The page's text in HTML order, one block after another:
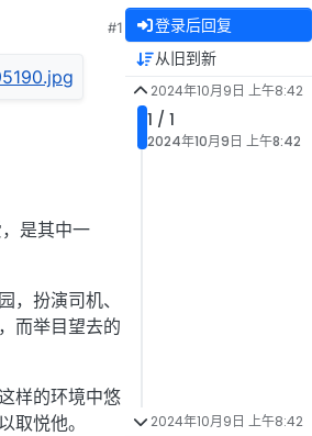
#1
是其中一
，扮演司机、
而举目望去的
样的环境中悠
取悦他。
登录后回复
从旧到新
2024年10月9日 上午8:42
1 / 1
2024年10月9日 上午8:42
2024年10月9日 上午8:42